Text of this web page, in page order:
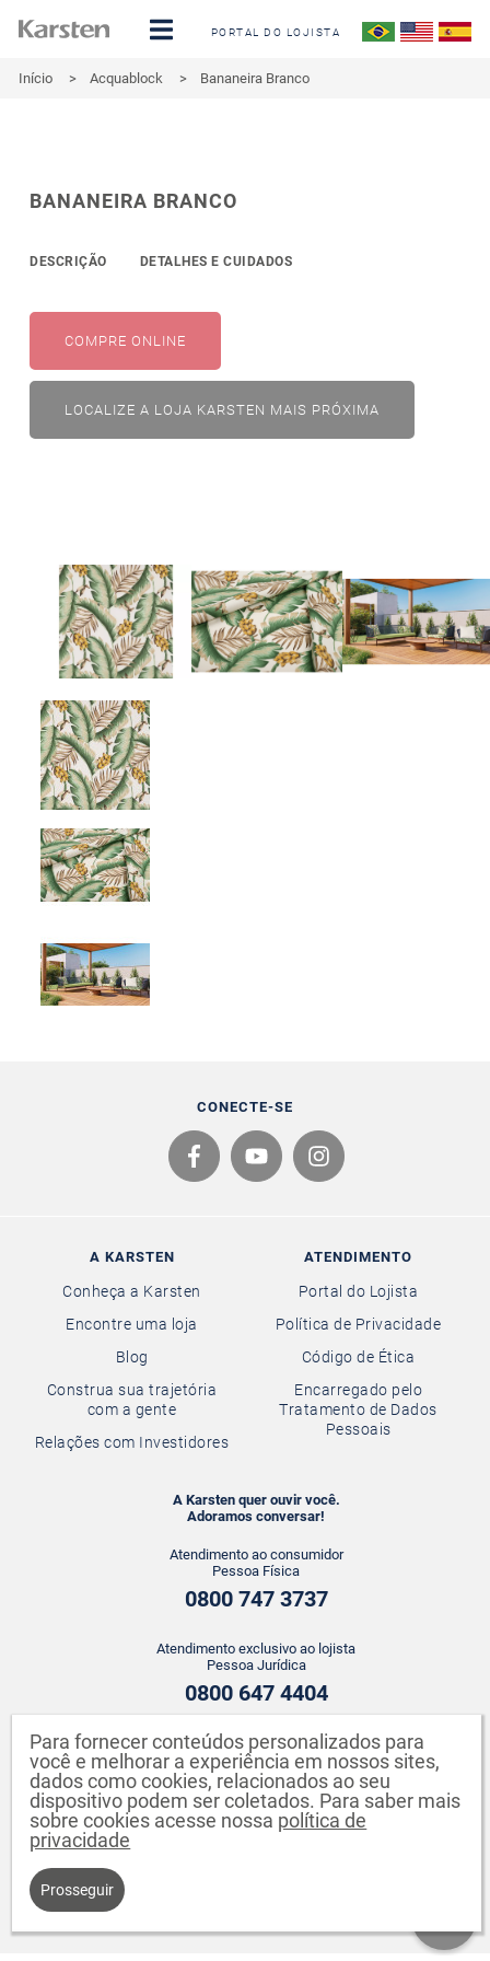
PORTAL DO LOJISTA
Início > Acquablock > Bananeira Branco
BANANEIRA BRANCO
DESCRIÇÃO DETALHES E CUIDADOS
COMPRE ONLINE
LOCALIZE A LOJA KARSTEN MAIS PRÓXIMA
CONECTE-SE
A KARSTEN
Conheça a Karsten
Encontre uma loja
Blog
Construa sua trajetória
com a gente
Relações com Investidores
ATENDIMENTO
Portal do Lojista
Política de Privacidade
Código de Ética
Encarregado pelo
Tratamento de Dados
Pessoais
ATENDIMENTO WHATSAPP
+55 43 3142-2149
A Karsten quer ouvir você.
Adoramos conversar!
Atendimento ao consumidor
Pessoa Física
0800 747 3737
Atendimento exclusivo ao lojista
Pessoa Jurídica
0800 647 4404
Karsten S.A. CNPJ: 82.640.558/0001-04. Endereço: Rua Johann Karsten,
Para fornecer conteúdos personalizados para
você e melhorar a experiência em nossos sites,
dados como cookies, relacionados ao seu
dispositivo podem ser coletados. Para saber mais
sobre cookies acesse nossa política de
privacidade
Prosseguir